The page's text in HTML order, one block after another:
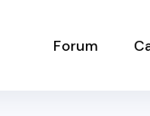
Forum